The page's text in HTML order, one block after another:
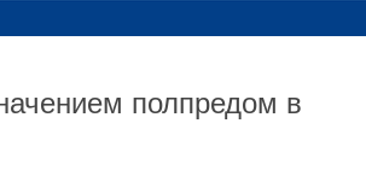
полпредом в